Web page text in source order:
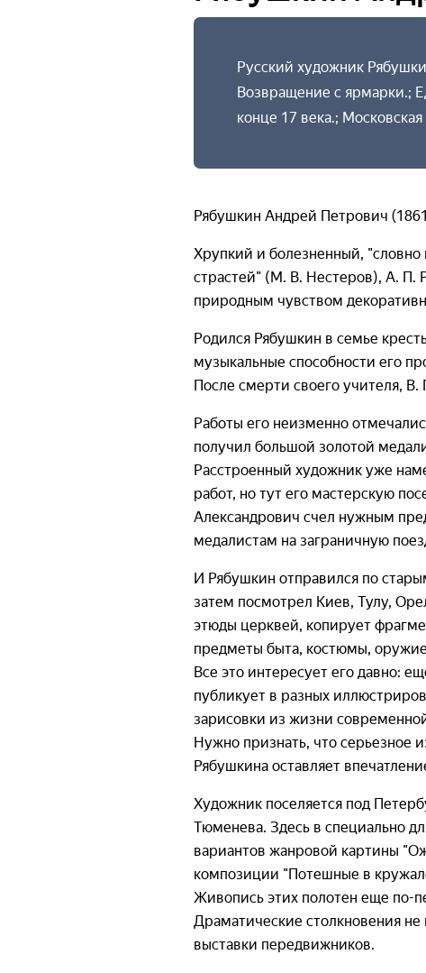
Русский художник
Возвращение с ярмарки.;
конце 17 века.;
Рябушкин Андрей Петрович
Хрупкий и болезненный, "словно
страстей" (М. В. Нестеров), А. П.
природным чувством
Родился Рябушкин в семье
музыкальные способности его
После смерти своего учителя,
Работы его неизменно
получил большой золотой
Расстроенный художник уже
работ, но тут его мастерскую
Александрович счел нужным
медалистам на заграничную
И Рябушкин отправился по
затем посмотрел Киев, Тулу,
этюды церквей, копирует
предметы быта, костюмы,
Все это интересует его давно:
публикует в разных
зарисовки из жизни
Нужно признать, что серьезное
Рябушкина оставляет
Художник поселяется под
Тюменева. Здесь в специально
вариантов жанровой картины
композиции "Потешные в
Живопись этих полотен еще по-
Драматические столкновения
выставки передвижников.